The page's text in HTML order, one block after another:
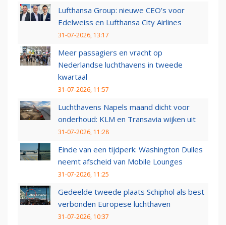
Lufthansa Group: nieuwe CEO’s voor
Edelweiss en Lufthansa City Airlines
31-07-2026, 13:17
Meer passagiers en vracht op
Nederlandse luchthavens in tweede
kwartaal
31-07-2026, 11:57
Luchthavens Napels maand dicht voor
onderhoud: KLM en Transavia wijken uit
31-07-2026, 11:28
Einde van een tijdperk: Washington Dulles
neemt afscheid van Mobile Lounges
31-07-2026, 11:25
Gedeelde tweede plaats Schiphol als best
verbonden Europese luchthaven
31-07-2026, 10:37